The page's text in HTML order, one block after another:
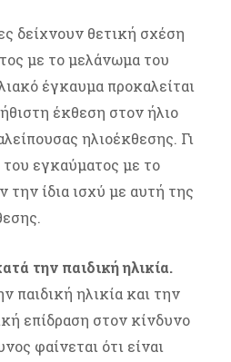
δείχνουν θετική σχέση
με το μελάνωμα του
έγκαυμα προκαλείται
έκθεση στον ήλιο
ηλιοέκθεσης. Γι
εγκαύματος με το
την ίδια ισχύ με αυτή της
την παιδική ηλικία.
παιδική ηλικία και την
επίδραση στον κίνδυνο
φαίνεται ότι είναι